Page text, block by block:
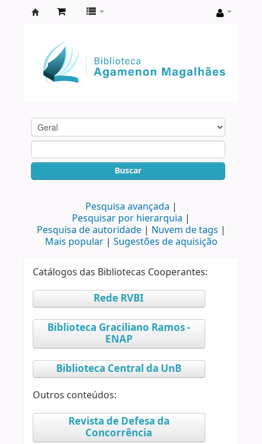
Agamenon
Magalhães
Buscar
Pesquisa avançada
Pesquisar por hierarquia
Pesquisa de autoridade
Nuvem de tags
Mais popular
Sugestões de aquisição
Catálogos das Bibliotecas Cooperantes:
Rede RVBI
Biblioteca Graciliano Ramos -
ENAP
Biblioteca Central da UnB
Outros conteúdos:
Revista de Defesa da
Concorrência